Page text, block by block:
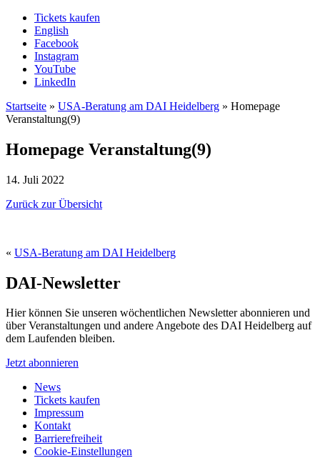
Tickets kaufen
English
Facebook
Instagram
YouTube
LinkedIn
Startseite » USA-Beratung am DAI Heidelberg » Homepage
Veranstaltung(9)
Homepage Veranstaltung(9)
14. Juli 2022
Zurück zur Übersicht
« USA-Beratung am DAI Heidelberg
DAI-Newsletter
Hier können Sie unseren wöchentlichen Newsletter abonnieren und
über Veranstaltungen und andere Angebote des DAI Heidelberg auf
dem Laufenden bleiben.
Jetzt abonnieren
News
Tickets kaufen
Impressum
Kontakt
Barrierefreiheit
Cookie-Einstellungen